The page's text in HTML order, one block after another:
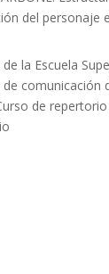
del personaje
la Escuela
comunicación
de